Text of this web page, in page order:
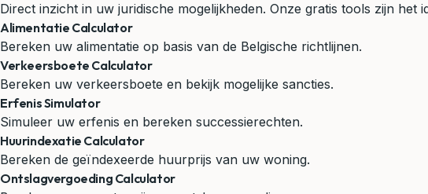
Direct inzicht in uw juridische mogelijkheden. Onze gratis tools zijn
Alimentatie Calculator
Bereken uw alimentatie op basis van de Belgische richtlijnen.
Verkeersboete Calculator
Bereken uw verkeersboete en bekijk mogelijke sancties.
Erfenis Simulator
Simuleer uw erfenis en bereken successierechten.
Huurindexatie Calculator
Bereken de geïndexeerde huurprijs van uw woning.
Ontslagvergoeding Calculator